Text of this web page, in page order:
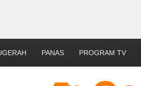
PANAS PROGRAM TV